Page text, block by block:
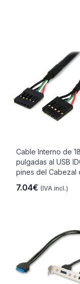
Cable Interno de 18
pulgadas al USB
pines del Cabezal
7.04€ (IVA incl.)